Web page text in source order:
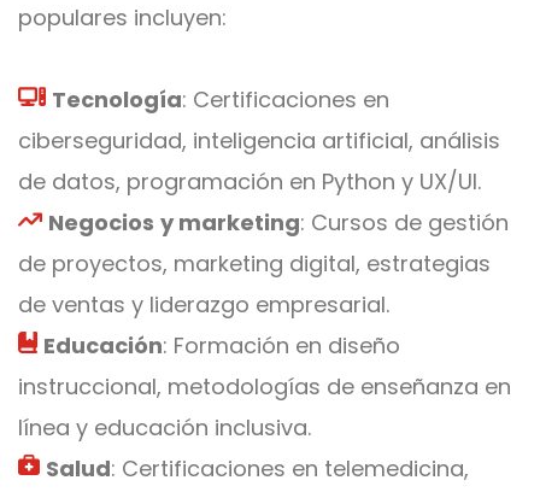
populares incluyen:
Tecnología: Certificaciones en
ciberseguridad, inteligencia artificial, análisis
de datos, programación en Python y UX/UI.
Negocios y marketing: Cursos de gestión
de proyectos, marketing digital, estrategias
de ventas y liderazgo empresarial.
Educación: Formación en diseño
instruccional, metodologías de enseñanza en
línea y educación inclusiva.
Salud: Certificaciones en telemedicina,